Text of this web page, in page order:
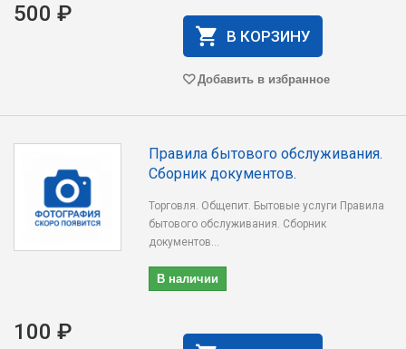
500 ₽
В КОРЗИНУ
Добавить в избранное
Правила бытового обслуживания.
Сборник документов.
Торговля. Общепит. Бытовые услуги Правила
бытового обслуживания. Сборник
документов...
В наличии
100 ₽